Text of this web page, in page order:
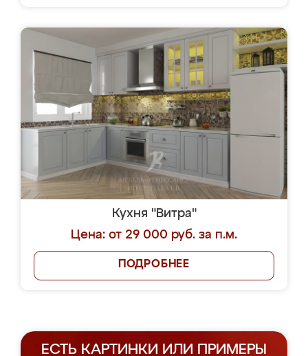
Кухня "Витра"
Цена: от 29 000 руб. за п.м.
ПОДРОБНЕЕ
ЕСТЬ КАРТИНКИ ИЛИ ПРИМЕРЫ